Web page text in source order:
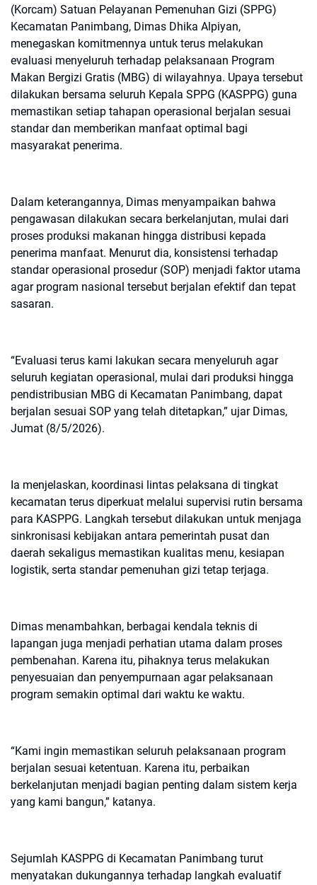
(Korcam) Satuan Pelayanan Pemenuhan Gizi (SPPG)
Kecamatan Panimbang, Dimas Dhika Alpiyan,
menegaskan komitmennya untuk terus melakukan
evaluasi menyeluruh terhadap pelaksanaan Program
Makan Bergizi Gratis (MBG) di wilayahnya. Upaya tersebut
dilakukan bersama seluruh Kepala SPPG (KASPPG) guna
memastikan setiap tahapan operasional berjalan sesuai
standar dan memberikan manfaat optimal bagi
masyarakat penerima.
Dalam keterangannya, Dimas menyampaikan bahwa
pengawasan dilakukan secara berkelanjutan, mulai dari
proses produksi makanan hingga distribusi kepada
penerima manfaat. Menurut dia, konsistensi terhadap
standar operasional prosedur (SOP) menjadi faktor utama
agar program nasional tersebut berjalan efektif dan tepat
sasaran.
“Evaluasi terus kami lakukan secara menyeluruh agar
seluruh kegiatan operasional, mulai dari produksi hingga
pendistribusian MBG di Kecamatan Panimbang, dapat
berjalan sesuai SOP yang telah ditetapkan,” ujar Dimas,
Jumat (8/5/2026).
Ia menjelaskan, koordinasi lintas pelaksana di tingkat
kecamatan terus diperkuat melalui supervisi rutin bersama
para KASPPG. Langkah tersebut dilakukan untuk menjaga
sinkronisasi kebijakan antara pemerintah pusat dan
daerah sekaligus memastikan kualitas menu, kesiapan
logistik, serta standar pemenuhan gizi tetap terjaga.
Dimas menambahkan, berbagai kendala teknis di
lapangan juga menjadi perhatian utama dalam proses
pembenahan. Karena itu, pihaknya terus melakukan
penyesuaian dan penyempurnaan agar pelaksanaan
program semakin optimal dari waktu ke waktu.
“Kami ingin memastikan seluruh pelaksanaan program
berjalan sesuai ketentuan. Karena itu, perbaikan
berkelanjutan menjadi bagian penting dalam sistem kerja
yang kami bangun,” katanya.
Sejumlah KASPPG di Kecamatan Panimbang turut
menyatakan dukungannya terhadap langkah evaluatif